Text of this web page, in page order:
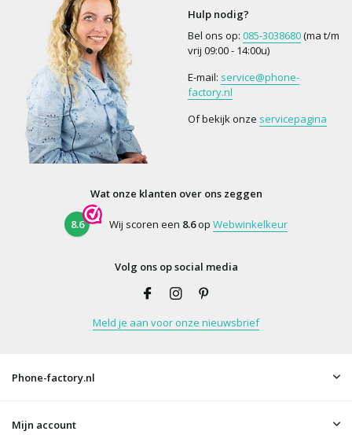
Hulp nodig?
Bel ons op: 085-3038680(ma t/m
vrij 09:00 - 14:00u)
E-mail: service@phone-
factory.nl
Of bekijk onze servicepagina
Wat onze klanten over ons zeggen
8.6 Wij scoren een 8.6op Webwinkelkeur
Volg ons op social media
Meld je aan voor onze nieuwsbrief
Phone-factory.nl
Mijn account